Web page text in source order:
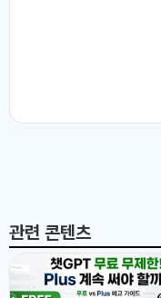
관련 콘텐츠